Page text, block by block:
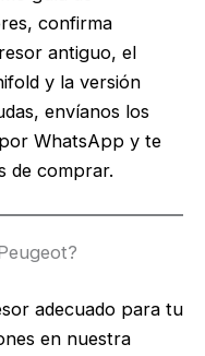
confirma
antiguo, el
y la versión
envíanos los
WhatsApp y te
de comprar.
adecuado para tu
en nuestra